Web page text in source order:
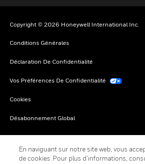
Copyright © 2026 Honeywell International Inc.
Conditions Générales
Déclaration De Confidentialité
Vos Préférences De Confidentialité
Cookies
Désabonnement Global
En naviguant sur notre site web, vous
de cookies. Pour plus d’informations,